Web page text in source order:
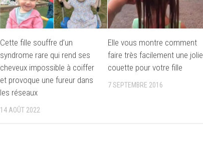
Cette fille souffre d’un
syndrome rare qui rend ses
cheveux impossible à coiffer
et provoque une fureur dans
les réseaux
14 AOÛT 2022
Elle vous montre comment
faire très facilement une jolie
couette pour votre fille
7 SEPTEMBRE 2016